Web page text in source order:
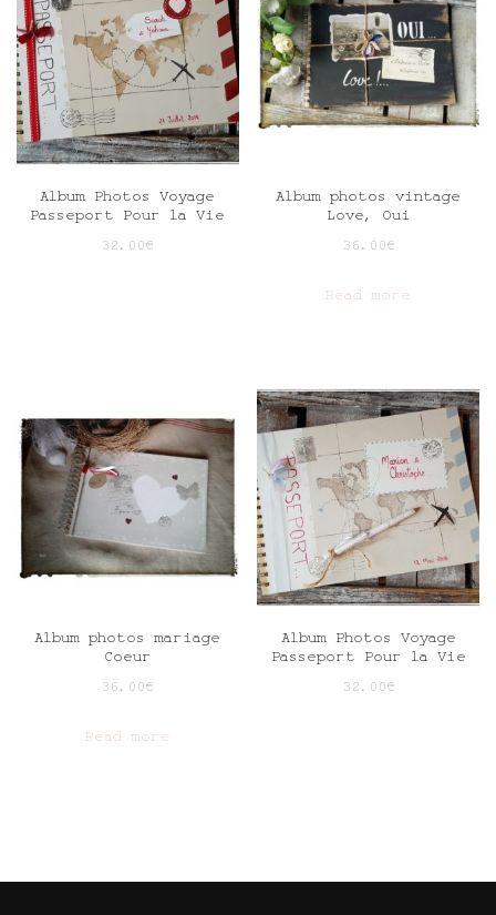
Album Photos Voyage
Passeport Pour la Vie
32.00€
Album photos vintage
Love, Oui
36.00€
Read more
Album photos mariage
Coeur
36.00€
Read more
Album Photos Voyage
Passeport Pour la Vie
32.00€